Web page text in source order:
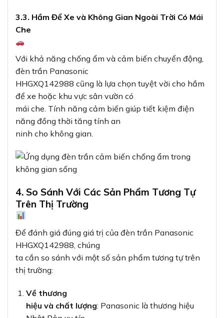
3.3. Hầm Để Xe và Không Gian Ngoài Trời Có Mái
Che
Với khả năng chống ẩm và cảm biến chuyển động,
đèn trần Panasonic
HHGXQ142988 cũng là lựa chọn tuyệt vời cho hầm
để xe hoặc khu vực sân vườn có
mái che. Tính năng cảm biến giúp tiết kiệm điện
năng đồng thời tăng tính an
ninh cho không gian.
4. So Sánh Với Các Sản Phẩm Tương Tự
Trên Thị Trường
Để đánh giá đúng giá trị của đèn trần Panasonic
HHGXQ142988, chúng
ta cần so sánh với một số sản phẩm tương tự trên
thị trường:
Về thương
hiệu và chất lượng: Panasonic là thương hiệu